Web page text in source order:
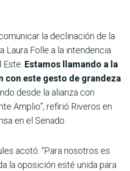
la declinación de la
Laura Folle a la intendencia
Este. Estamos llamando a la
con este gesto de grandeza
desde la alianza con
Amplio”, refirió Riveros en
en el Senado.
acotó: “Para nosotros es
la oposición esté unida para